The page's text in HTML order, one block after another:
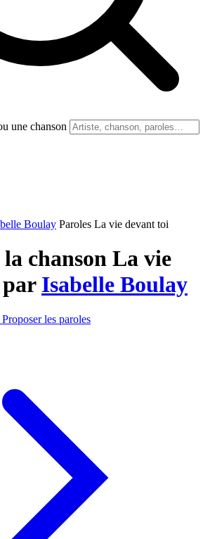
une chanson
Boulay Paroles La vie devant toi
la chanson La vie
Isabelle Boulay
les paroles